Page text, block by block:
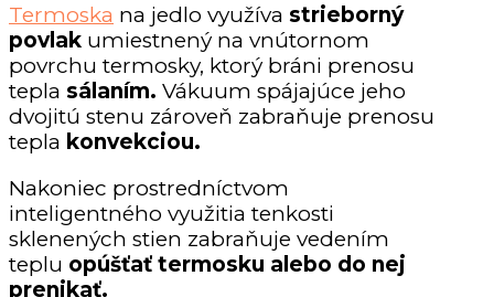
Termoska na jedlo využíva strieborný
povlak umiestnený na vnútornom
povrchu termosky, ktorý bráni prenosu
tepla sálaním. Vákuum spájajúce jeho
dvojitú stenu zároveň zabraňuje prenosu
tepla konvekciou.
Nakoniec prostredníctvom
inteligentného využitia tenkosti
sklenených stien zabraňuje vedením
teplu opúšťať termosku alebo do nej
prenikať.